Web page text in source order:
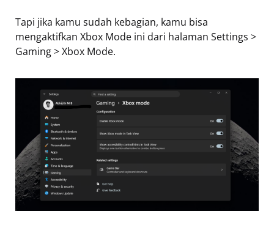
Tapi jika kamu sudah kebagian, kamu bisa
mengaktifkan Xbox Mode ini dari halaman Settings >
Gaming > Xbox Mode.